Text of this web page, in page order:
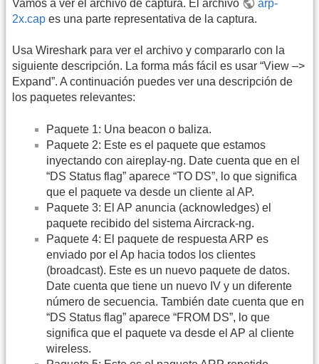
Vamos a ver el archivo de captura. El archivo
arp-
2x.cap es una parte representativa de la captura.
Usa Wireshark para ver el archivo y compararlo con la
siguiente descripción. La forma más fácil es usar “View –>
Expand”. A continuación puedes ver una descripción de
los paquetes relevantes:
Paquete 1: Una beacon o baliza.
Paquete 2: Este es el paquete que estamos
inyectando con aireplay-ng. Date cuenta que en el
“DS Status flag” aparece “TO DS”, lo que significa
que el paquete va desde un cliente al AP.
Paquete 3: El AP anuncia (acknowledges) el
paquete recibido del sistema Aircrack-ng.
Paquete 4: El paquete de respuesta ARP es
enviado por el Ap hacia todos los clientes
(broadcast). Este es un nuevo paquete de datos.
Date cuenta que tiene un nuevo IV y un diferente
número de secuencia. También date cuenta que en
“DS Status flag” aparece “FROM DS”, lo que
significa que el paquete va desde el AP al cliente
wireless.